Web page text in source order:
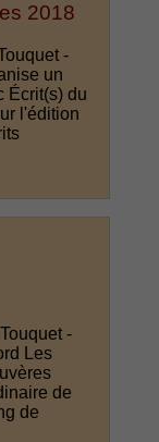
2018
-
un
Écrit(s) du
l'édition
-
Les
de
de